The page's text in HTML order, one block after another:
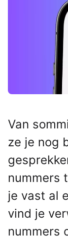
Van
ze je nog
nummers
je vast al
vind je
nummers